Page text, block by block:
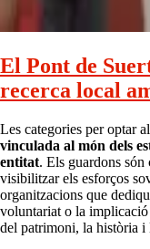
El Pont de
recerca local
Les categories per optar
vinculada al món dels
entitat. Els guardons són
visibilitzar els esforços
organitzacions que
voluntariat o la
del patrimoni, la història i